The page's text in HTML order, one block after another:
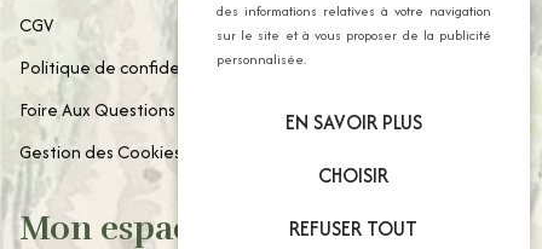
CGV
Politique de confidentialité
Foire Aux Questions
Gestion des Cookies
Mon espace client
des informations relatives à votre navigation
sur le site et à vous proposer de la publicité
personnalisée.
EN SAVOIR PLUS
CHOISIR
REFUSER TOUT